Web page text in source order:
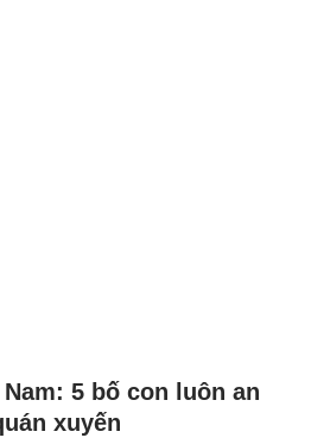
5 bố con luôn an
xuyến